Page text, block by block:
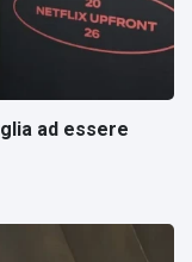
ad essere